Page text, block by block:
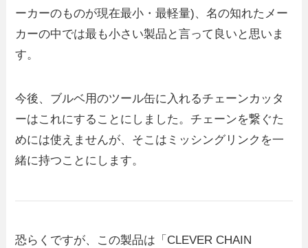
ーカーのものが現在最小・最軽量)、名の知れたメー
カーの中では最も小さい製品と言って良いと思いま
す。
今後、ブルベ用のツール缶に入れるチェーンカッタ
ーはこれにすることにしました。チェーンを繋ぐた
めには使えませんが、そこはミッシングリンクを一
緒に持つことにします。
恐らくですが、この製品は「CLEVER CHAIN